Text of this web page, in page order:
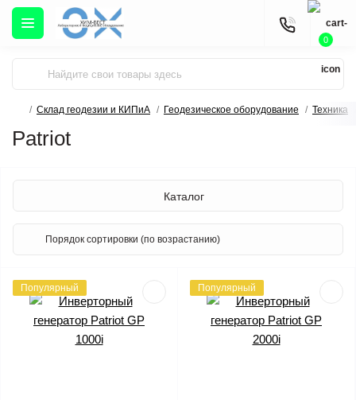
0
Склад геодезии и КИПиА Геодезическое оборудование Техника
Patriot
Каталог
Популярный Популярный